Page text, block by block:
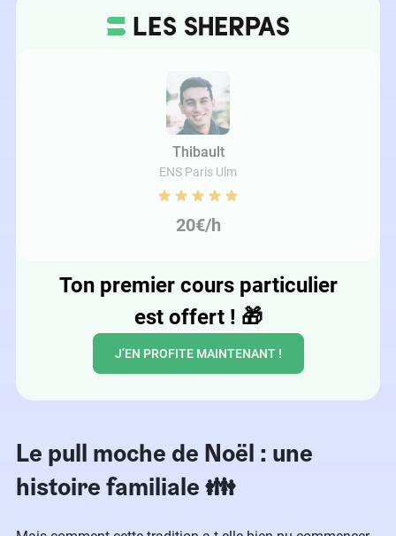
Thibault
ENS Paris Ulm
20€/h
Ton premier cours particulier
est offert ! 🎁
J’EN PROFITE MAINTENANT !
Le pull moche de Noël : une
histoire familiale 👪